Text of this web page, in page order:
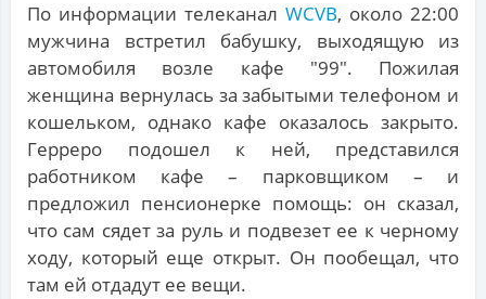
По информации телеканал WCVB, около 22:00
мужчина встретил бабушку, выходящую из
автомобиля возле кафе "99". Пожилая
женщина вернулась за забытыми телефоном и
кошельком, однако кафе оказалось закрыто.
Герреро подошел к ней, представился
работником кафе – парковщиком – и
предложил пенсионерке помощь: он сказал,
что сам сядет за руль и подвезет ее к черному
ходу, который еще открыт. Он пообещал, что
там ей отдадут ее вещи.